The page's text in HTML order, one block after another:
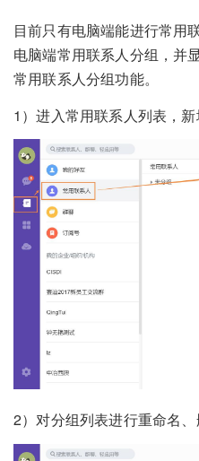
目前只有电脑端能进行常用
电脑端常用联系人分组，并
常用联系人分组功能。
1）进入常用联系人列表，新
2）对分组列表进行重命名、